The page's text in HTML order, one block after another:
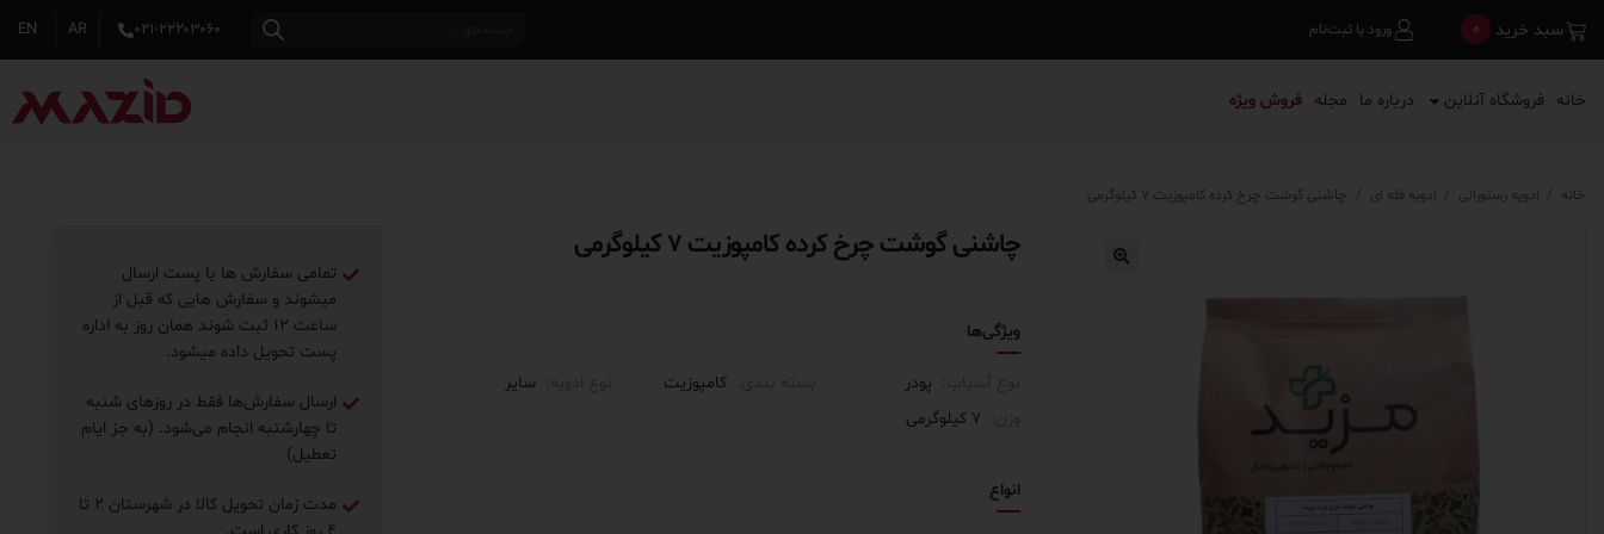
0 سبد خرید ورود یا ثبت‌نام ۰۲۱-۲۲۲۰۳۰۶۰ AR
EN
خانه فروشگاه آنلاین درباره ما مجله فروش ویژه
خانه / ادویه رستورانی / ادویه فله ای / چاشنی گوشت چرخ کرده کامپوزیت ۷ کیلوگرمی
چاشنی گوشت چرخ کرده کامپوزیت ۷ کیلوگرمی
انواع
ویژگی‌ها
پودر کامپوزیت
سایر
۷ کیلوگرمی
تمامی سفارش ها با پست ارسال
میشوند و سفارش هایی که قبل از
ساعت ۱۲ ثبت شوند همان روز به اداره
پست تحویل داده میشود.
ارسال سفارش‌ها فقط در روزهای شنبه
تا چهارشنبه انجام می‌شود. (به جز ایام
تعطیل)
مدت زمان تحویل کالا در شهرستان ۲ تا